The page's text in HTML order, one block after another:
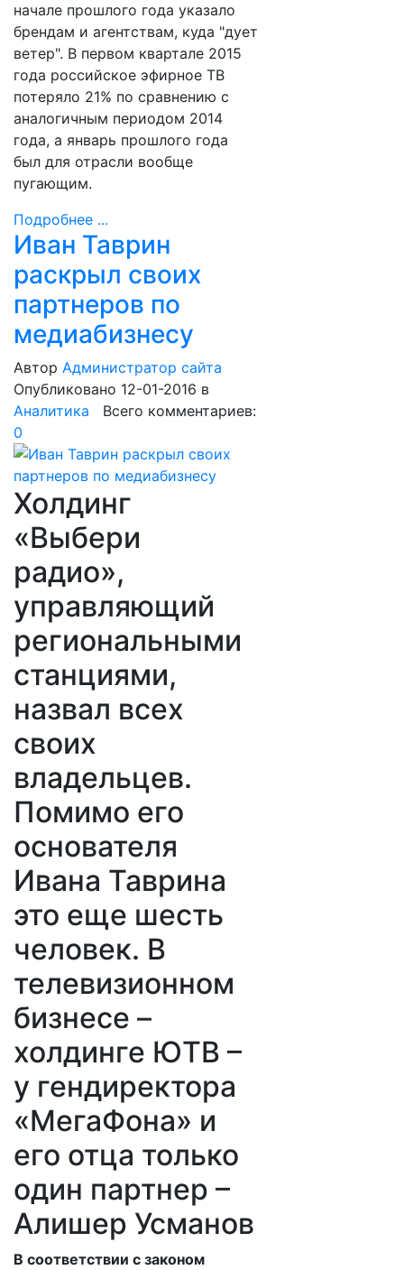
начале прошлого года указало
брендам и агентствам, куда "дует
ветер". В первом квартале 2015
года российское эфирное ТВ
потеряло 21% по сравнению с
аналогичным периодом 2014
года, а январь прошлого года
был для отрасли вообще
пугающим.
Подробнее ...
Иван Таврин
раскрыл своих
партнеров по
медиабизнесу
Автор Администратор сайта
Опубликовано 12-01-2016 в
Аналитика Всего комментариев:
0
Холдинг
«Выбери
радио»,
управляющий
региональными
станциями,
назвал всех
своих
владельцев.
Помимо его
основателя
Ивана Таврина
это еще шесть
человек. В
телевизионном
бизнесе –
холдинге ЮТВ –
у гендиректора
«МегаФона» и
его отца только
один партнер –
Алишер Усманов
В соответствии с законом